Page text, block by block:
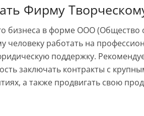
Фирму
бизнеса в форме ООО (Общество
человеку работать на
поддержку.
заключать контракты с
а также продвигать свою